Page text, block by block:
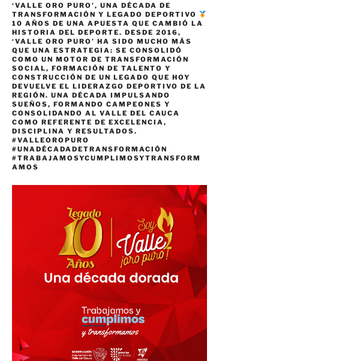
‘VALLE ORO PURO’, UNA DÉCADA DE
TRANSFORMACIÓN Y LEGADO DEPORTIVO
10 AÑOS DE UNA APUESTA QUE CAMBIÓ LA
HISTORIA DEL DEPORTE. DESDE 2016,
‘VALLE ORO PURO’ HA SIDO MUCHO MÁS
QUE UNA ESTRATEGIA: SE CONSOLIDÓ
COMO UN MOTOR DE TRANSFORMACIÓN
SOCIAL, FORMACIÓN DE TALENTO Y
CONSTRUCCIÓN DE UN LEGADO QUE HOY
DEVUELVE EL LIDERAZGO DEPORTIVO DE LA
REGIÓN. UNA DÉCADA IMPULSANDO
SUEÑOS, FORMANDO CAMPEONES Y
CONSOLIDANDO AL VALLE DEL CAUCA
COMO REFERENTE DE EXCELENCIA,
DISCIPLINA Y RESULTADOS.
#VALLEOROPURO
#UNADÉCADADETRANSFORMACIÓN
#TRABAJAMOSYCUMPLIMOSYTRANSFORM
AMOS